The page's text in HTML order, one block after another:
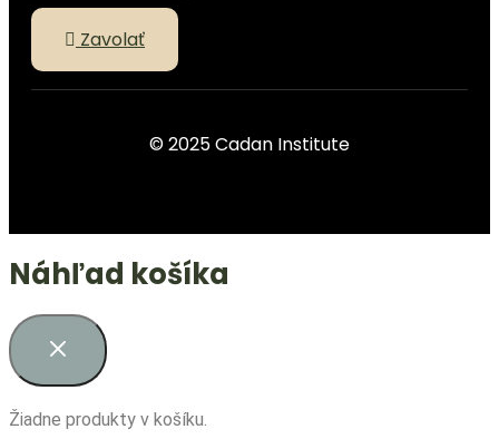
Zavolať
© 2025 Cadan Institute
Náhľad košíka
Žiadne produkty v košíku.